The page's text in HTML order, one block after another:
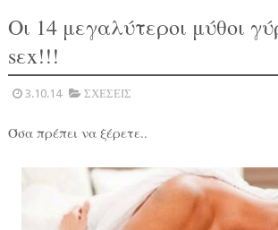
Οι 14 μεγαλύτεροι μύθοι
sεx!!!
3.10.14 ΣΧΕΣΕΙΣ
Όσα πρέπει να ξέρετε..